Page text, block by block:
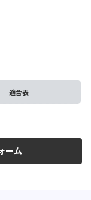
適合表
ーム